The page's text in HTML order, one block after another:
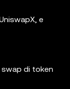
e
swap di token